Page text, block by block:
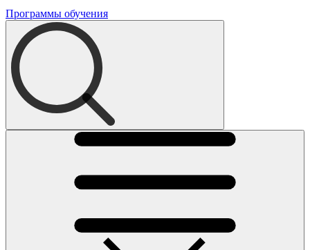
Программы обучения